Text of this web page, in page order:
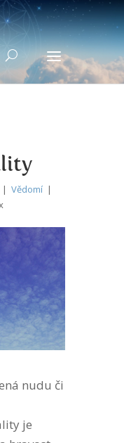
| Vědomí |
nudu či
je